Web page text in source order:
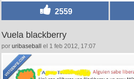
2559
Vuela blackberry
por uribaseball el 1 feb 2012, 17:07